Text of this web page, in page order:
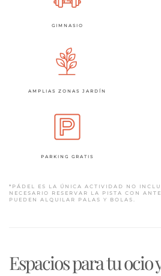
GIMNASIO
AMPLIAS ZONAS JARDÍN
PARKING GRATIS
*PÁDEL ES LA ÚNICA ACTIVIDAD NO
NECESARIO RESERVAR LA PISTA CON
PUEDEN ALQUILAR PALAS Y BOLAS.
Espacios para tu ocio